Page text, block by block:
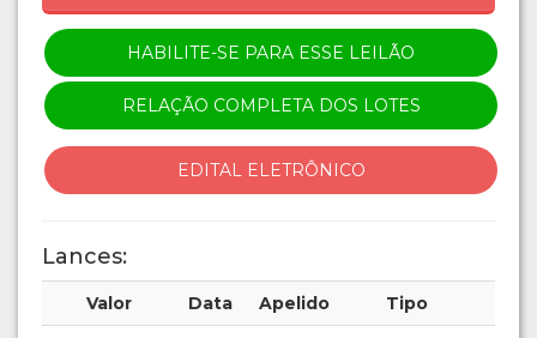
HABILITE-SE PARA ESSE LEILÃO
RELAÇÃO COMPLETA DOS LOTES
EDITAL ELETRÔNICO
Lances:
Valor Data Apelido Tipo